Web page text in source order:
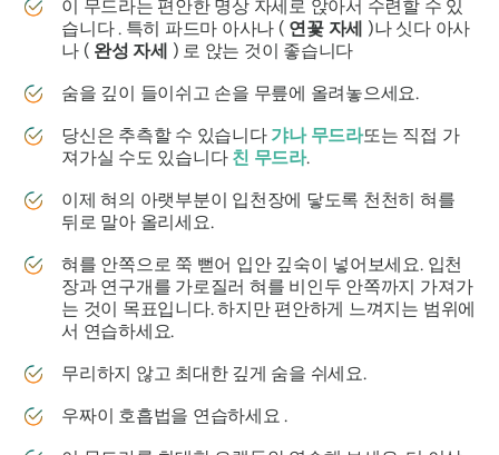
이 무드라는 편안한 명상 자세로 앉아서 수련할 수 있
습니다 . 특히 파드마 아사나 ( 연꽃 자세 )나 싯다 아사
나( 완성 자세 ) 로 앉는 것이 좋습니다
숨을 깊이 들이쉬고 손을 무릎에 올려놓으세요.
당신은 추측할 수 있습니다 갸나 무드라또는 직접 가
져가실 수도 있습니다 친 무드라.
이제 혀의 아랫부분이 입천장에 닿도록 천천히 혀를
뒤로 말아 올리세요.
혀를 안쪽으로 쭉 뻗어 입안 깊숙이 넣어보세요. 입천
장과 연구개를 가로질러 혀를 비인두 안쪽까지 가져가
는 것이 목표입니다. 하지만 편안하게 느껴지는 범위에
서 연습하세요.
무리하지 않고 최대한 깊게 숨을 쉬세요.
우짜이 호흡법을 연습하세요 .